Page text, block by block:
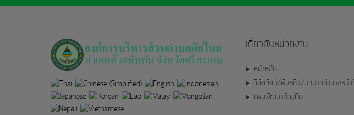
เกี่ยวกับหน่วยงาน
หน้าหลัก
วิสัยทัศน์/พันธกิจ/บทบาทอำนาจหน้า
แผนพัฒนาท้องถิ่น